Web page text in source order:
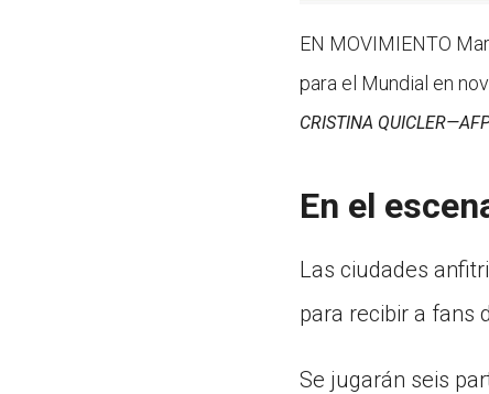
EN MOVIMIENTO
para el Mundial en
CRISTINA
En el
Las ciudades
para recibir a fans
Se jugarán seis